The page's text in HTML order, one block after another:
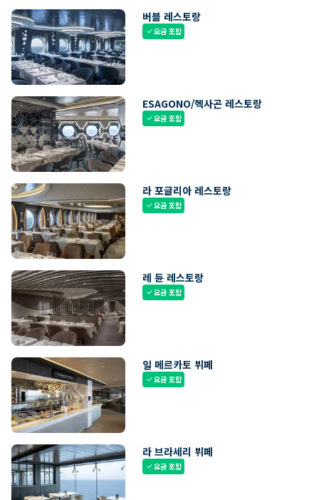
버블 레스토랑
check요금 포함
ESAGONO/헥사곤 레스토랑
check요금 포함
라 포글리아 레스토랑
check요금 포함
레 듄 레스토랑
check요금 포함
일 메르카토 뷔페
check요금 포함
라 브라세리 뷔페
check요금 포함